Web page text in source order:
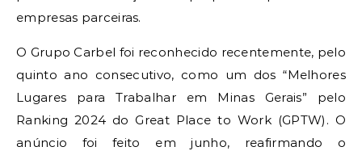
empresas parceiras.
O Grupo Carbel foi reconhecido recentemente, pelo
quinto ano consecutivo, como um dos “Melhores
Lugares para Trabalhar em Minas Gerais” pelo
Ranking 2024 do Great Place to Work (GPTW). O
anúncio foi feito em junho, reafirmando o